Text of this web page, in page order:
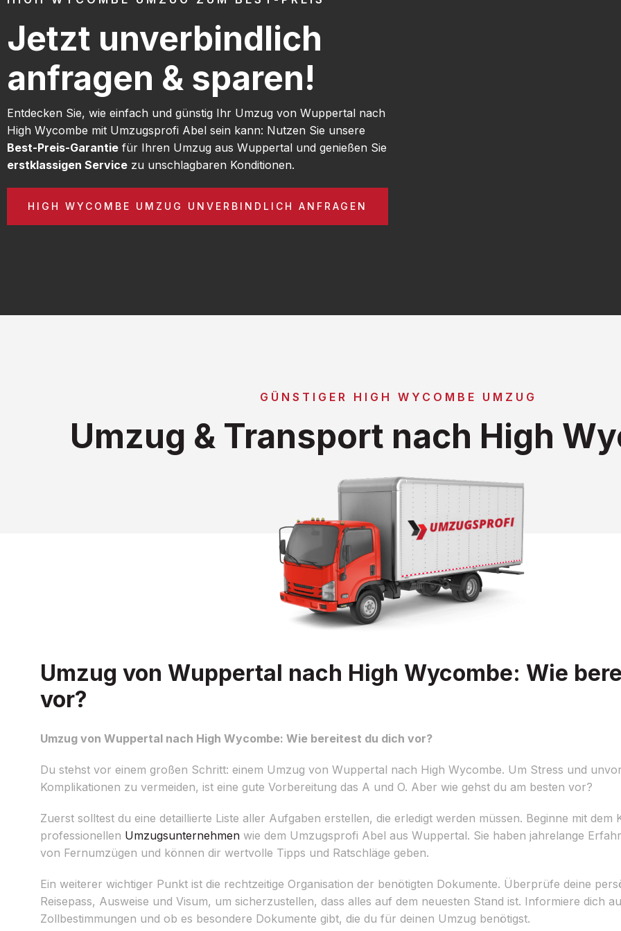
Jetzt unverbindlich
anfragen & sparen!
Entdecken Sie, wie einfach und günstig Ihr Umzug von Wuppertal nach
High Wycombe mit Umzugsprofi Abel sein kann: Nutzen Sie unsere
Best-Preis-Garantie für Ihren Umzug aus Wuppertal und genießen Sie
erstklassigen Service zu unschlagbaren Konditionen.
HIGH WYCOMBE UMZUG UNVERBINDLICH ANFRAGEN
GÜNSTIGER HIGH WYCOMBE UMZUG
Umzug & Transport nach High
Umzug von Wuppertal nach High Wycombe: Wie
vor?
Umzug von Wuppertal nach High Wycombe: Wie bereitest du dich vor?
Du stehst vor einem großen Schritt: einem Umzug von Wuppertal nach High Wycombe. Um Stress und
Komplikationen zu vermeiden, ist eine gute Vorbereitung das A und O. Aber wie gehst du am besten vor?
Zuerst solltest du eine detaillierte Liste aller Aufgaben erstellen, die erledigt werden müssen. Beginne mit dem
professionellen Umzugsunternehmen wie dem Umzugsprofi Abel aus Wuppertal. Sie haben jahrelange
von Fernumzügen und können dir wertvolle Tipps und Ratschläge geben.
Ein weiterer wichtiger Punkt ist die rechtzeitige Organisation der benötigten Dokumente. Überprüfe deine
Reisepass, Ausweise und Visum, um sicherzustellen, dass alles auf dem neuesten Stand ist. Informiere dich
Zollbestimmungen und ob es besondere Dokumente gibt, die du für deinen Umzug benötigst.